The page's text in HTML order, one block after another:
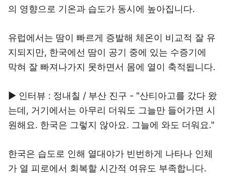
의 영향으로 기온과 습도가 동시에 높아집니다.
유럽에서는 땀이 빠르게 증발해 체온이 비교적 잘 유
지되지만, 한국에선 땀이 공기 중에 있는 수증기에
막혀 잘 빠져나가지 못하면서 몸에 열이 축적됩니다.
▶ 인터뷰 : 정내칠 / 부산 진구 - "산티아고를 갔다 왔
는데, 거기에서는 아무리 더워도 그늘만 들어가면 시
원해요. 한국은 그렇지 않아요. 그늘에 와도 더워요."
한국은 습도로 인해 열대야가 빈번하게 나타나 인체
가 열 피로에서 회복할 시간적 여유도 부족합니다.